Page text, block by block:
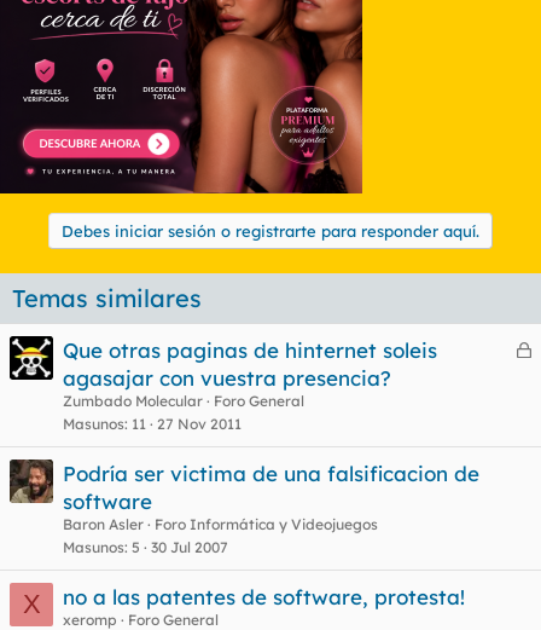
Debes iniciar sesión o registrarte para responder aquí.
Temas similares
C
a
Que otras paginas de hinternet soleis
agasajar con vuestra presencia?
Zumbado Molecular
Foro General
Masunos 11 27 Nov 2011
Podría ser victima de una falsificacion de
software
Baron Asler
Foro Informática y Videojuegos
Masunos 5 30 Jul 2007
X no a las patentes de software, protesta!
xeromp
Foro General